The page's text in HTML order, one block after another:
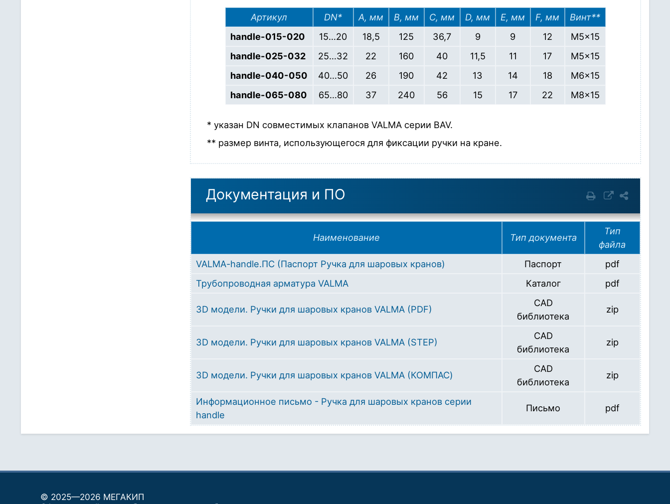
Артикул DN* A, мм B, мм C, мм D, мм E, мм F, мм
Винт**
handle-015-020
15…20 18,5 125 36,7 9 9 12
M5x15
handle-025-032
25…32 22 160 40 11,5 11 17
M5x15
handle-040-050
40…50 26 190 42 13 14 18
M6x15
handle-065-080
65…80 37 240 56 15 17 22 M8x15
* указан DN совместимых клапанов VALMA серии BAV.
** размер винта, использующегося для фиксации ручки на кране.
Документация и ПО
Наименование Тип документа
Тип
файла
VALMA-handle.ПС (Паспорт Ручка для шаровых кранов)
Паспорт
pdf
Трубопроводная арматура VALMA
Каталог pdf
3D модели. Ручки для шаровых кранов VALMA (PDF)
CAD
библиотека
zip
3D модели. Ручки для шаровых кранов VALMA (STEP)
CAD
библиотека
zip
3D модели. Ручки для шаровых кранов VALMA (КОМПАС)
CAD
библиотека
zip
Информационное письмо - Ручка для шаровых кранов серии
handle
Письмо pdf
© 2025—2026 МЕГАКИП